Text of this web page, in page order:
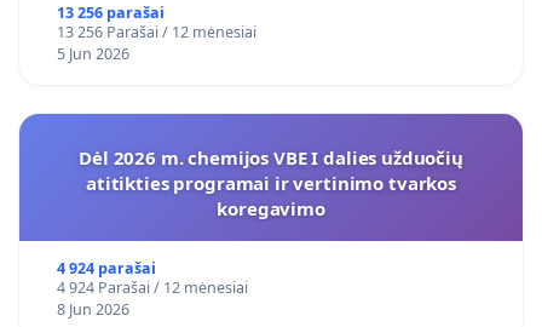
13 256 parašai
13 256 Parašai / 12 mėnesiai
5 Jun 2026
Dėl 2026 m. chemijos VBE I dalies užduočių
atitikties programai ir vertinimo tvarkos
koregavimo
4 924 parašai
4 924 Parašai / 12 mėnesiai
8 Jun 2026